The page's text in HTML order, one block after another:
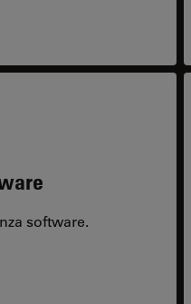
software.